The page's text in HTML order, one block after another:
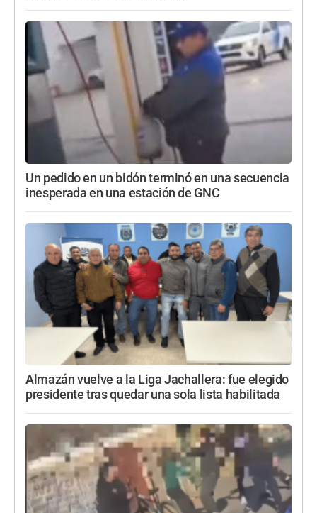
Un pedido en un bidón terminó en una secuencia
inesperada en una estación de GNC
Almazán vuelve a la Liga Jachallera: fue elegido
presidente tras quedar una sola lista habilitada